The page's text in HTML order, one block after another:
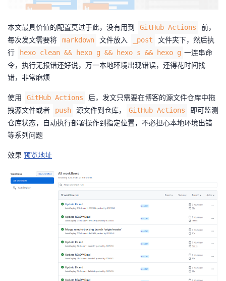
子
直
播
的
活
我
的
注
我
的
发
者
学
堂
Programs
我
的
支
持
我
本文最具价值的配置莫过于此，没有用到 GitHub Actions
前，
每次发文需要将
markdown 文件放入 _post
文件夹下，然后执
行
hexo clean && hexo g && hexo s && hexo g 一连串命
令，执行无报错还好说，万一本地环境出现错误，还得花时间找
错，非常麻烦
使用 GitHub Actions
后，发文只需要在博客的源文件仓库中拖
拽源文件或者
push 源文件到仓库， GitHub Actions
即可监测
仓库状态，自动执行部署操作到指定位置，不必担心本地环境出错
等系列问题
效果 预览地址